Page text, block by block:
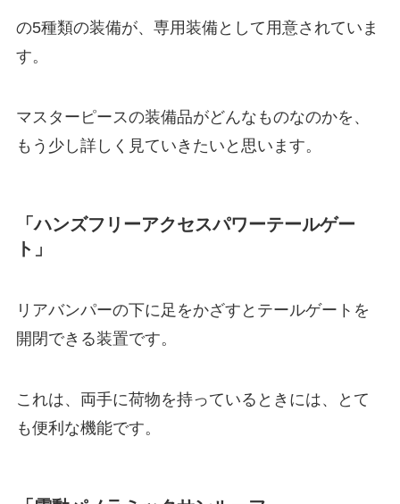
の5種類の装備が、専用装備として用意されていま
す。
マスターピースの装備品がどんなものなのかを、
もう少し詳しく見ていきたいと思います。
「ハンズフリーアクセスパワーテールゲー
ト」
リアバンパーの下に足をかざすとテールゲートを
開閉できる装置です。
これは、両手に荷物を持っているときには、とて
も便利な機能です。